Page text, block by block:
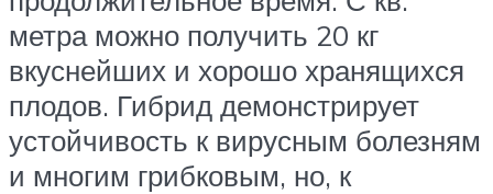
метра можно получить 20 кг
вкуснейших и хорошо хранящихся
плодов. Гибрид демонстрирует
устойчивость к вирусным болезням
и многим грибковым, но, к